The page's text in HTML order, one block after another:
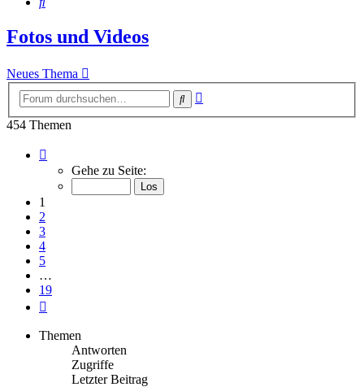
Fotos und Videos
Neues Thema
Suche
454 Themen
von
Gehe zu Seite:
1
2
3
4
5
…
19
Themen
Antworten
Zugriffe
Letzter Beitrag